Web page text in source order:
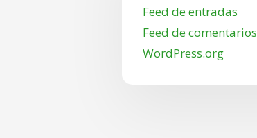
Feed de entradas
Feed de comentarios
WordPress.org